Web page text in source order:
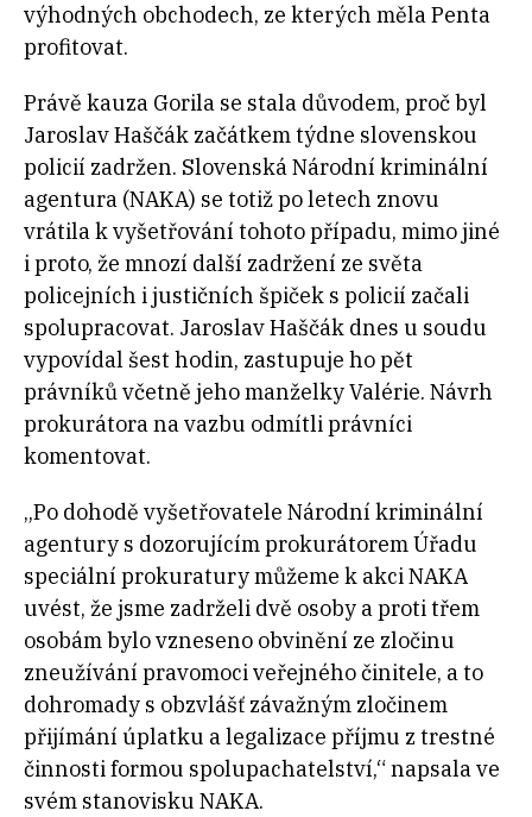
výhodných obchodech, ze kterých měla Penta
profitovat.
Právě kauza Gorila se stala důvodem, proč byl
Jaroslav Haščák začátkem týdne slovenskou
policií zadržen. Slovenská Národní kriminální
agentura (NAKA) se totiž po letech znovu
vrátila k vyšetřování tohoto případu, mimo jiné
i proto, že mnozí další zadržení ze světa
policejních i justičních špiček s policií začali
spolupracovat. Jaroslav Haščák dnes u soudu
vypovídal šest hodin, zastupuje ho pět
právníků včetně jeho manželky Valérie. Návrh
prokurátora na vazbu odmítli právníci
komentovat.
„Po dohodě vyšetřovatele Národní kriminální
agentury s dozorujícím prokurátorem Úřadu
speciální prokuratury můžeme k akci NAKA
uvést, že jsme zadrželi dvě osoby a proti třem
osobám bylo vzneseno obvinění ze zločinu
zneužívání pravomoci veřejného činitele, a to
dohromady s obzvlášť závažným zločinem
přijímání úplatku a legalizace příjmu z trestné
činnosti formou spolupachatelství,“ napsala ve
svém stanovisku NAKA.